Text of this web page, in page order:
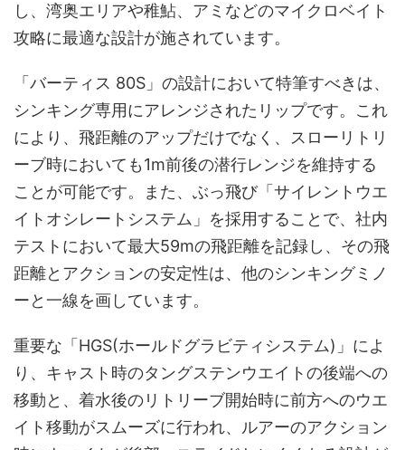
し、湾奥エリアや稚鮎、アミなどのマイクロベイト
攻略に最適な設計が施されています。
「バーティス 80S」の設計において特筆すべきは、
シンキング専用にアレンジされたリップです。これ
により、飛距離のアップだけでなく、スローリトリ
ーブ時においても1m前後の潜行レンジを維持する
ことが可能です。また、ぶっ飛び「サイレントウエ
イトオシレートシステム」を採用することで、社内
テストにおいて最大59mの飛距離を記録し、その飛
距離とアクションの安定性は、他のシンキングミノ
ーと一線を画しています。
重要な「HGS(ホールドグラビティシステム)」によ
り、キャスト時のタングステンウエイトの後端への
移動と、着水後のリトリーブ開始時に前方へのウエ
イト移動がスムーズに行われ、ルアーのアクション